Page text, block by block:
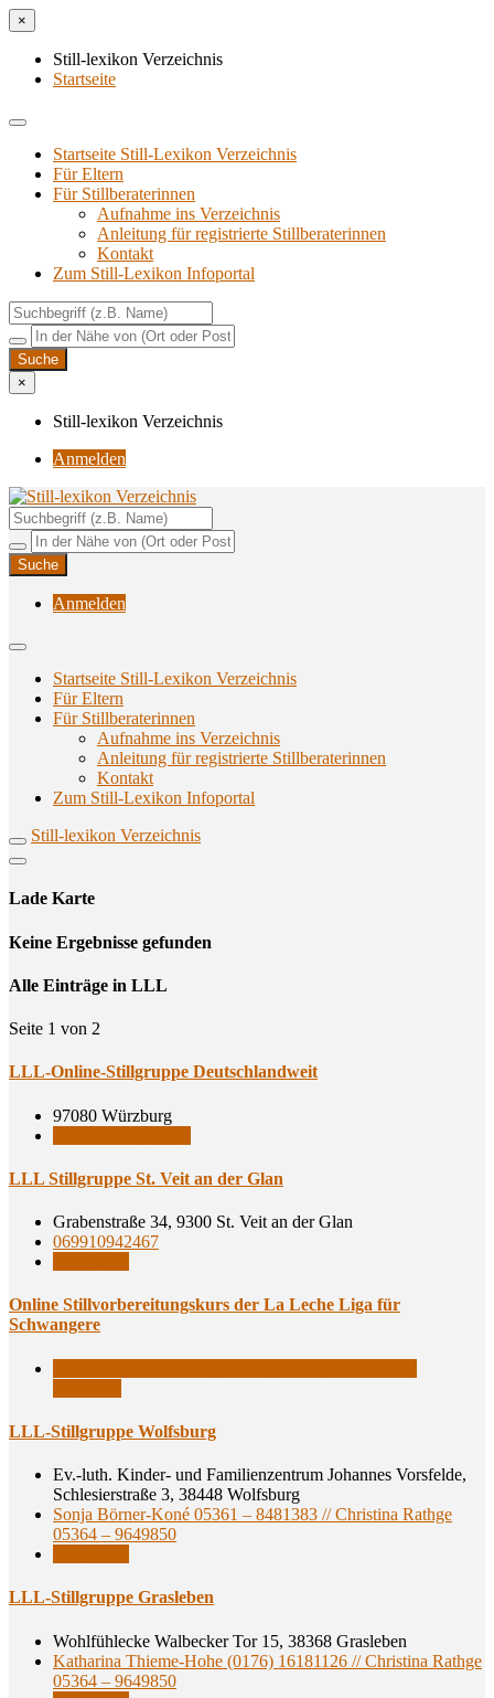
×
Still-lexikon Verzeichnis
Startseite
Startseite Still-Lexikon Verzeichnis
Für Eltern
Für Stillberaterinnen
Aufnahme ins Verzeichnis
Anlei­tung für regis­trier­te Stillberaterinnen
Kon­takt
Zum Still-Lexikon Infoportal
×
Still-lexikon Verzeichnis
Anmelden
Still-lexikon Verzeichnis
Unterstützungsangebote rund ums Stillen
Anmelden
Startseite Still-Lexikon Verzeichnis
Für Eltern
Für Stillberaterinnen
Aufnahme ins Verzeichnis
Anlei­tung für regis­trier­te Stillberaterinnen
Kon­takt
Zum Still-Lexikon Infoportal
Still-lexikon Verzeichnis
Lade Karte
Кeine Ergebnisse gefunden
Alle Einträge in LLL
Seite 1 von 2
LLL-Online-Still­grup­pe Deutschlandweit
97080 Würzburg
LLL Still­grup­pe St. Veit an der Glan
Grabenstraße 34, 9300 St. Veit an der Glan
069910942467
Online Still­vor­be­rei­tungs­kurs der La Leche Liga für
Schwangere
LLL-Still­grup­pe Wolfsburg
Ev.-luth. Kinder- und Familienzentrum Johannes Vorsfelde,
Schlesierstraße 3, 38448 Wolfsburg
Sonja Börner-Koné 05361 – 8481383 // Christina Rathge
05364 – 9649850
LLL-Still­grup­pe Grasleben
Wohlfühlecke Walbecker Tor 15, 38368 Grasleben
Katharina Thieme-Hohe (0176) 16181126 // Christina Rathge
05364 – 9649850